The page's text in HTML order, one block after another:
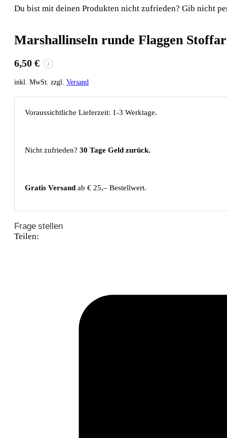
Du bist mit deinen Produkten nicht zufrieden? Gib nicht
Marshallinseln runde Flaggen
6,50 € i
inkl. MwSt. zzgl. Versand
Voraussichtliche Lieferzeit: 1-3 Werktage.
Nicht zufrieden? 30 Tage Geld zurück.
Gratis Versand ab € 25,– Bestellwert.
Frage stellen
Teilen: